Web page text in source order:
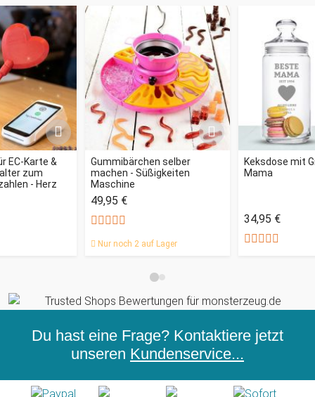
EC-Karte &
zum
- Herz
Gummibärchen selber
machen - Süßigkeiten
Maschine
49,95 €
Nur noch 2 auf Lager
Keksdose mit
Mama
34,95 €
Du hast eine Frage? Kontaktiere jetzt
unseren Kundenservice...